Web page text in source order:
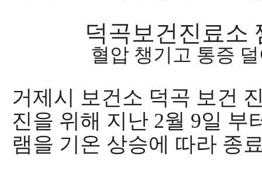
덕곡보건진료소
혈압 챙기고 통증
거제시 보건소 덕곡 보건
진을 위해 지난 2월 9일 부
램을 기온 상승에 따라 종